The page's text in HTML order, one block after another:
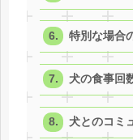
特別な場合
犬の食事回
犬とのコミ